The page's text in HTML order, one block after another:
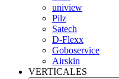
uniview
Pilz
Satech
D-Flexx
Goboservice
Airskin
VERTICALES